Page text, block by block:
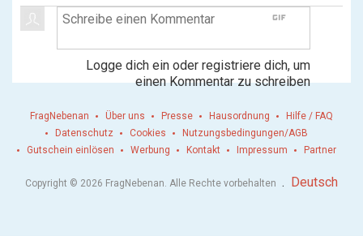
gif
Logge dich ein oder registriere dich, um
einen Kommentar zu schreiben
FragNebenan Über uns Presse Hausordnung
Hilfe / FAQ
Datenschutz
Cookies
Nutzungsbedingungen/AGB
Gutschein einlösen
Werbung Kontakt Impressum Partner
Copyright © 2026 FragNebenan. Alle Rechte vorbehalten . Deutsch